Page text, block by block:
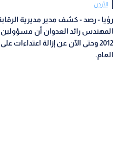
الأردن
رؤيا - رصد - كشف مدير مديرية الرقابة
المهندس رائد العدوان أن مسؤولين
2012 وحتى الآن عن إزالة اعتداءات
العام.